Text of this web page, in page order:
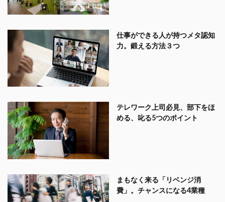
仕事ができる人が持つメタ認知
力。鍛える方法３つ
テレワーク上司必見、部下をほ
める、叱る5つのポイント
まもなく来る「リベンジ消
費」。チャンスになる4業種